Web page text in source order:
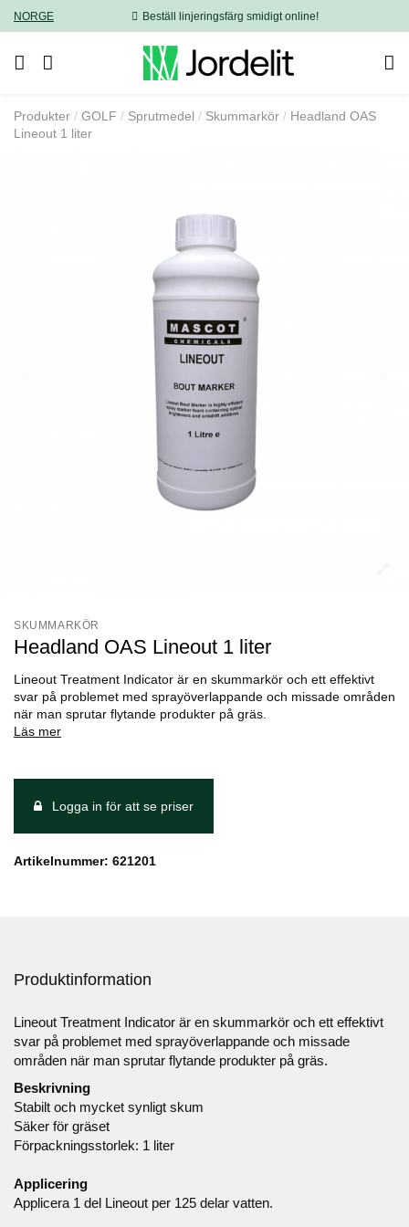
NORGE Beställ linjeringsfärg smidigt online!
Produkter GOLF Sprutmedel Skummarkör
Headland OAS
Lineout 1 liter
SKUMMARKÖR
Headland OAS Lineout 1 liter
Lineout Treatment Indicator är en skummarkör och ett effektivt
svar på problemet med sprayöverlappande och missade områden
när man sprutar flytande produkter på gräs.
Läs mer
Logga in för att se priser
Artikelnummer: 621201
Produktinformation
Lineout Treatment Indicator är en skummarkör och ett effektivt
svar på problemet med sprayöverlappande och missade
områden när man sprutar flytande produkter på gräs.
Beskrivning
Stabilt och mycket synligt skum
Säker för gräset
Förpackningsstorlek: 1 liter
Applicering
Applicera 1 del Lineout per 125 delar vatten.